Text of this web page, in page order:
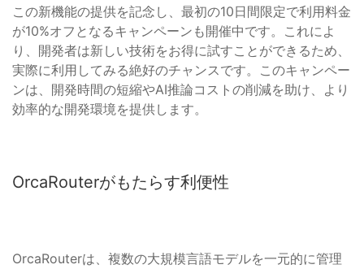
この新機能の提供を記念し、最初の10日間限定で利用料金
が10%オフとなるキャンペーンも開催中です。これによ
り、開発者は新しい技術をお得に試すことができるため、
実際に利用してみる絶好のチャンスです。このキャンペー
ンは、開発時間の短縮やAI推論コストの削減を助け、より
効率的な開発環境を提供します。
OrcaRouterがもたらす利便性
OrcaRouterは、複数の大規模言語モデルを一元的に管理